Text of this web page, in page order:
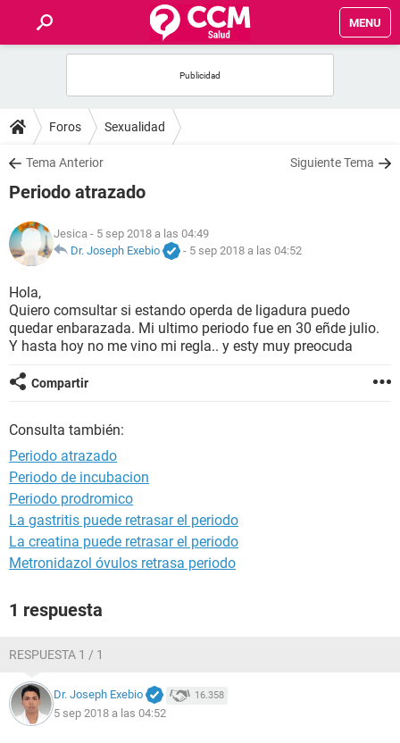
MENU
FOROS
SALUD
NUTRICIÓN
BIENESTAR
SEXUALIDAD
GLOSARIO
Foros Sexualidad
Tema Anterior Siguiente Tema
Periodo atrazado
Jesica - 5 sep 2018 a las 04:49
Dr. Joseph Exebio
- 5 sep 2018 a las 04:52
Hola,
Quiero comsultar si estando operda de ligadura puedo
quedar enbarazada. Mi ultimo periodo fue en 30 eñde julio.
Y hasta hoy no me vino mi regla.. y esty muy preocuda
Compartir
Consulta también:
Periodo atrazado
Periodo de incubacion
Periodo prodromico
La gastritis puede retrasar el periodo
La creatina puede retrasar el periodo
Metronidazol óvulos retrasa periodo
1 respuesta
RESPUESTA 1 / 1
Dr. Joseph Exebio 16.358
5 sep 2018 a las 04:52